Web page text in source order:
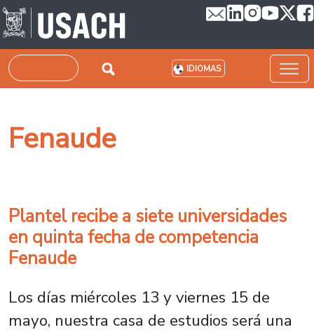
Pasar al contenido principal
Buscar IDIOMAS
Fenaude
Plantel recibe a siete universidades
en quinta fecha de competencia
Fenaude
Los días miércoles 13 y viernes 15 de
mayo, nuestra casa de estudios será una